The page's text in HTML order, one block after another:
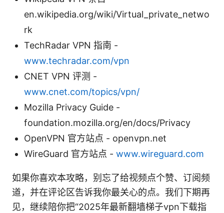
en.wikipedia.org/wiki/Virtual_private_netwo
rk
TechRadar VPN 指南 -
www.techradar.com/vpn
CNET VPN 评测 -
www.cnet.com/topics/vpn/
Mozilla Privacy Guide -
foundation.mozilla.org/en/docs/Privacy
OpenVPN 官方站点 - openvpn.net
WireGuard 官方站点 - www.wireguard.com
如果你喜欢本攻略，别忘了给视频点个赞、订阅频
道，并在评论区告诉我你最关心的点。我们下期再
见，继续陪你把“2025年最新翻墙梯子vpn下载指